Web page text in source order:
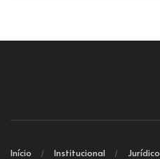
Início Institucional Jurídico